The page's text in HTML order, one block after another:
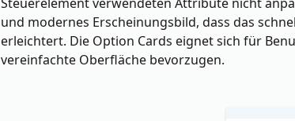
und modernes Erscheinungsbild, dass das
erleichtert. Die Option Cards eignet sich für
vereinfachte Oberfläche bevorzugen.